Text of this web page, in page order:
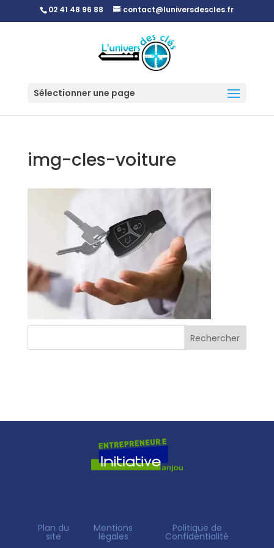
02 41 48 96 88 contact@luniversdescles.fr
Sélectionner une page
img-cles-voiture
Plan du
site
Mentions
légales
Politique de
Confidentialité